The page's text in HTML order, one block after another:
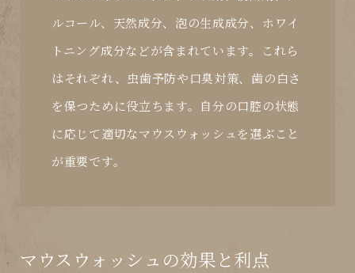
ルコール、天然成分、泡の生成成分、ホワイ
トニング成分などが含まれています。これら
はそれぞれ、虫歯予防や口臭対策、歯の白さ
を保つために役立ちます。自分の口腔の状態
に応じて適切なマウスウォッシュを選ぶこと
が重要です。
マウスウォッシュの効果と利点